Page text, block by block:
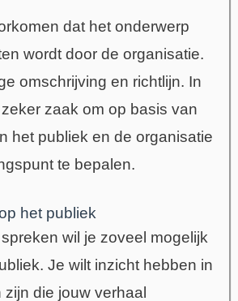
dat het onderwerp
wordt door de organisatie.
omschrijving en richtlijn. In
zaak om op basis van
het publiek en de organisatie
te bepalen.
het publiek
wil je zoveel mogelijk
Je wilt inzicht hebben in
die jouw verhaal